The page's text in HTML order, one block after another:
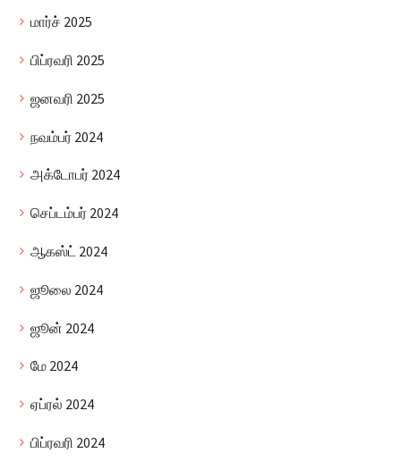
மார்ச் 2025
பிப்ரவரி 2025
ஜனவரி 2025
நவம்பர் 2024
அக்டோபர் 2024
செப்டம்பர் 2024
ஆகஸ்ட் 2024
ஜூலை 2024
ஜூன் 2024
மே 2024
ஏப்ரல் 2024
பிப்ரவரி 2024